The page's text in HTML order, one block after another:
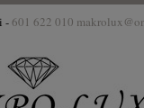
-601 622 010